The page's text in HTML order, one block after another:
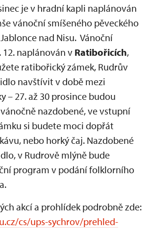
je v hradní kapli naplánován
vánoční smíšeného pěveckého
nad Nisu. Vánoční
12. naplánován v Ratibořicích,
ratibořický zámek, Rudrův
navštívit v době mezi
– 27. až 30 prosince budou
nazdobené, ve vstupní
si budete moci dopřát
nebo horký čaj. Nazdobené
v Rudrově mlýně bude
program v podání folklorního
akcí a prohlídek podrobně zde:
cs/ups-sychrov/prehled-